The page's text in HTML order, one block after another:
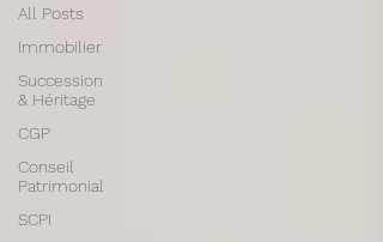
All Posts
Immobilier
Succession
& Héritage
CGP
Conseil
Patrimonial
SCPI